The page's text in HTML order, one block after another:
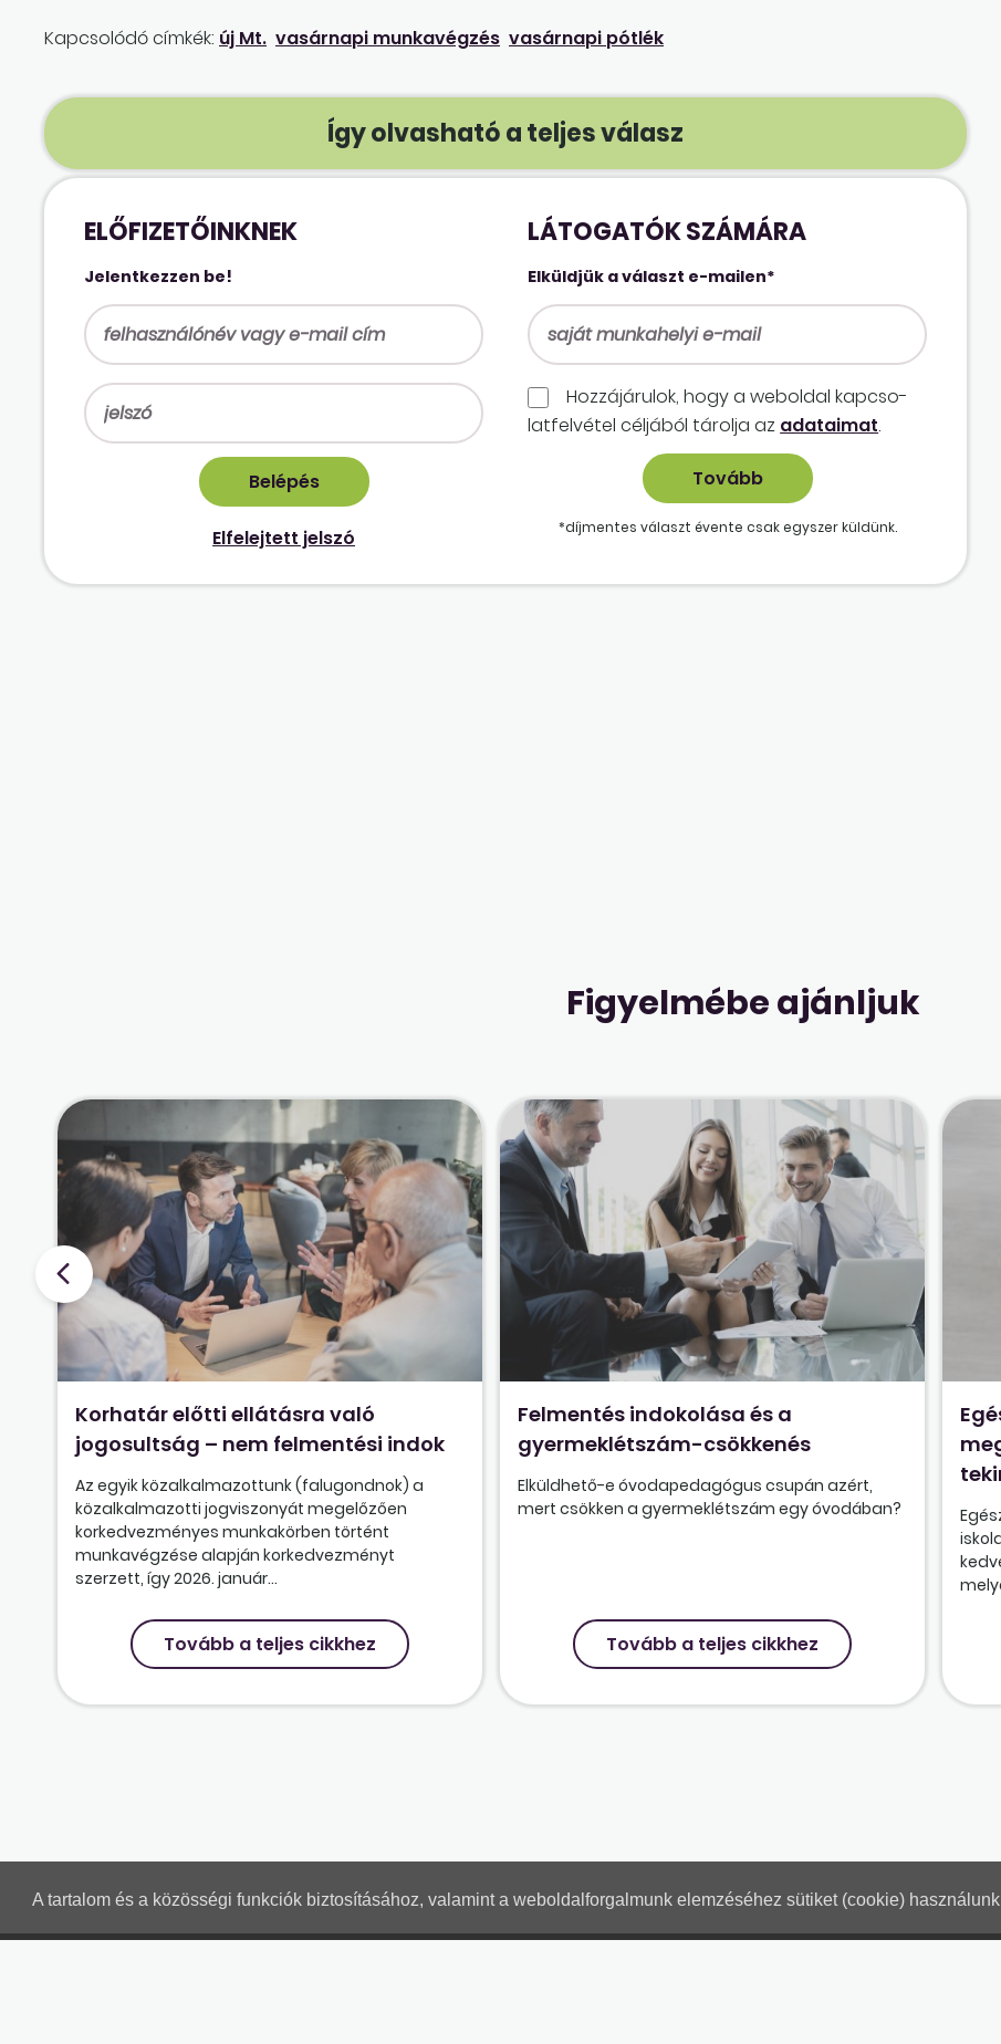
A tartalom és a közösségi funkciók biztosításához, valamint a weboldalforgalmunk elemzéséhez sütiket (cookie)
Kapcsolódó címkék: új Mt. vasárnapi munkavégzés vasárnapi pótlék
Így olvasható a teljes válasz
ELŐFIZETŐINKNEK
Jelentkezzen be!
Elfelejtett jelszó
LÁTOGATÓK SZÁMÁRA
Elküldjük a választ e-mailen*
Hozzájárulok, hogy a weboldal kapcso­
lat­felvétel céljából tárolja az adataimat.
*díjmentes választ évente csak egyszer küldünk.
Figyelmébe ajánljuk
Korhatár előtti ellátásra való
jogosultság – nem felmentési indok
Az egyik közalkalmazottunk (falugondnok) a
közalkalmazotti jogviszonyát megelőzően
korkedvezményes munkakörben történt
munkavégzése alapján korkedvezményt
szerzett, így 2026. január...
Tovább a teljes cikkhez
Felmentés indokolása és a
gyermeklétszám-csökkenés
Elküldhető-e óvodapedagógus csupán azért,
mert csökken a gyermeklétszám egy óvodában?
Tovább a teljes cikkhez